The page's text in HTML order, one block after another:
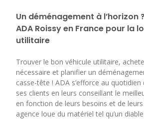
Un déménagement à l’horizon
ADA Roissy en France pour la
utilitaire
Trouver le bon véhicule utilitaire,
nécessaire et planifier un
casse-tête ! ADA s’efforce au
ses clients en leurs conseillant le
en fonction de leurs besoins et de
agence loue du matériel tel qu’un